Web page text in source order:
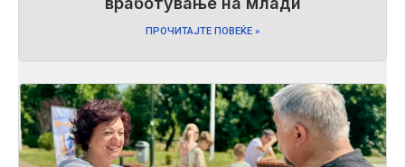
ПРОЧИТАЈТЕ ПОВЕЌЕ »